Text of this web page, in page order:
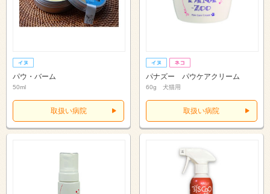
パウ・バーム
50ml
取扱い病院
パナズー パウケアクリーム
60g 犬猫用
取扱い病院